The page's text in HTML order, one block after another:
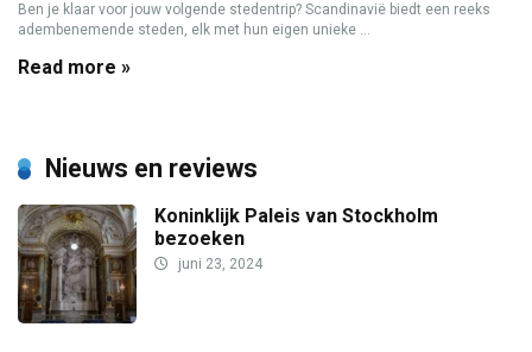
Ben je klaar voor jouw volgende stedentrip? Scandinavië biedt een reeks
adembenemende steden, elk met hun eigen unieke ...
Read more »
Nieuws en reviews
Koninklijk Paleis van Stockholm
bezoeken
juni 23, 2024